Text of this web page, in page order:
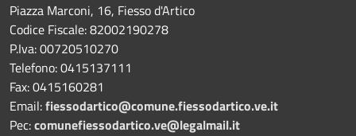
Piazza Marconi, 16, Fiesso d'Artico
Codice Fiscale: 82002190278
P.Iva: 00720510270
Telefono:0415137111
Fax:0415160281
Email:fiessodartico@comune.fiessodartico.ve.it
Pec:comunefiessodartico.ve@legalmail.it